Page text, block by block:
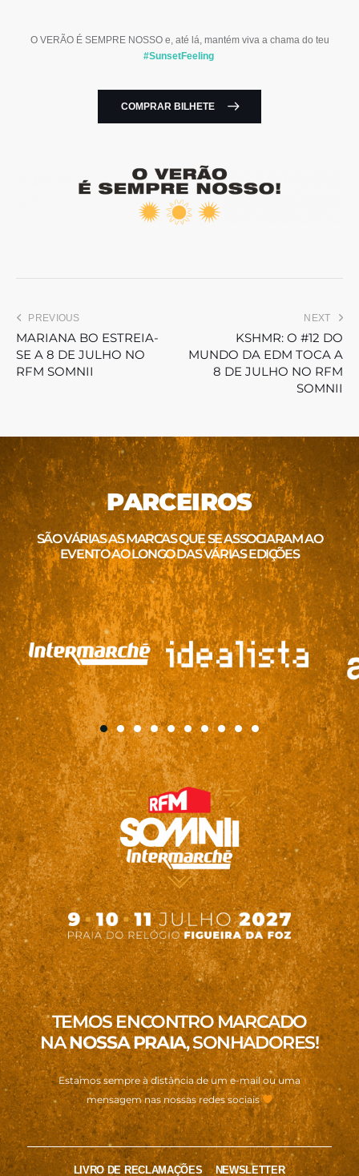
O VERÃO É SEMPRE NOSSO e, até lá, mantém viva a chama do teu
#SunsetFeeling
COMPRAR BILHETE
PREVIOUS
MARIANA BO ESTREIA-
SE A 8 DE JULHO NO
RFM SOMNII
NEXT
KSHMR: O #12 DO
MUNDO DA EDM TOCA A
8 DE JULHO NO RFM
SOMNII
PARCEIROS
SÃO VÁRIAS AS MARCAS QUE SE ASSOCIARAM AO
EVENTO AO LONGO DAS VÁRIAS EDIÇÕES
TEMOS ENCONTRO MARCADO
NANOSSA PRAIA, SONHADORES!
Estamos sempre à distância de um e-mail ou uma
mensagem nas nossas redes sociais
LIVRO DE RECLAMAÇÕES NEWSLETTER